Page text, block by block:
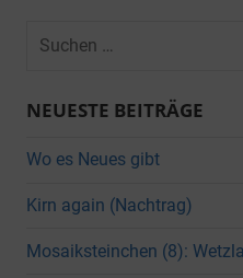
Suchen
NEUESTE BEITRÄGE
Wo es Neues gibt
Kirn again (Nachtrag)
Mosaiksteinchen (8):